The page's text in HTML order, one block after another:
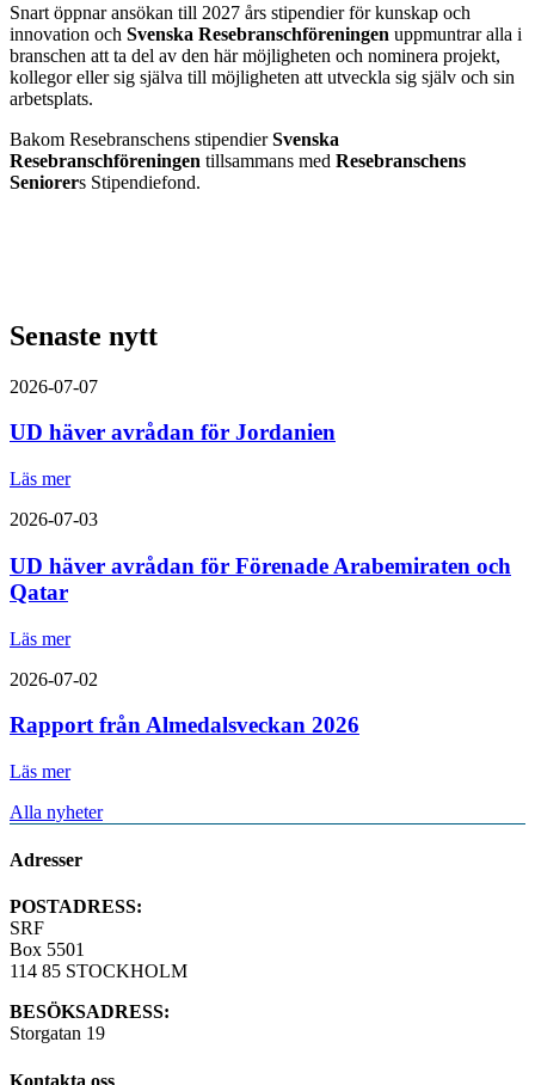
Snart öppnar ansökan till 2027 års stipendier för kunskap och
innovation och Svenska Resebranschföreningen uppmuntrar alla i
branschen att ta del av den här möjligheten och nominera projekt,
kollegor eller sig själva till möjligheten att utveckla sig själv och sin
arbetsplats.
Bakom Resebranschens stipendierSvenska
Resebranschföreningen tillsammans med Resebranschens
Seniorers Stipendiefond.
Senaste nytt
2026-07-07
UD häver avrådan för Jordanien
Läs mer
2026-07-03
UD häver avrådan för Förenade Arabemiraten och
Qatar
Läs mer
2026-07-02
Rapport från Almedalsveckan 2026
Läs mer
Alla nyheter
Adresser
POSTADRESS:
SRF
Box 5501
114 85 STOCKHOLM
BESÖKSADRESS:
Storgatan 19
Kontakta oss